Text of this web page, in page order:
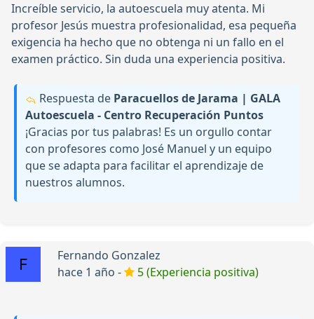
Increíble servicio, la autoescuela muy atenta. Mi
profesor Jesús muestra profesionalidad, esa pequeña
exigencia ha hecho que no obtenga ni un fallo en el
examen práctico. Sin duda una experiencia positiva.
Respuesta de Paracuellos de Jarama | GALA
Autoescuela - Centro Recuperación Puntos
¡Gracias por tus palabras! Es un orgullo contar
con profesores como José Manuel y un equipo
que se adapta para facilitar el aprendizaje de
nuestros alumnos.
Fernando Gonzalez
hace 1 año -
5 (Experiencia positiva)